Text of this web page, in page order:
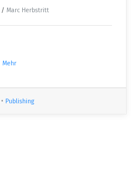
/ Marc Herbstritt
Mehr
• Publishing